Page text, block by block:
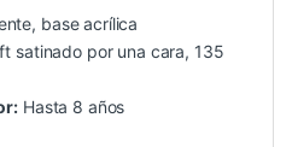
base acrílica
satinado por una cara, 135
Hasta 8 años